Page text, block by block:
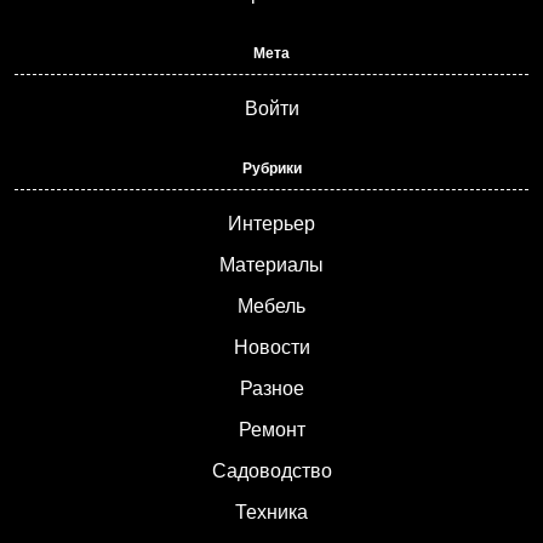
Мета
Войти
Рубрики
Интерьер
Материалы
Мебель
Новости
Разное
Ремонт
Садоводство
Техника